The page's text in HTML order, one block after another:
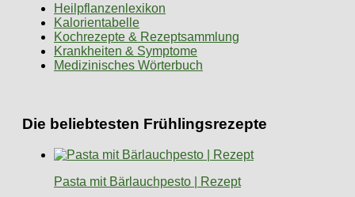
Heilpflanzenlexikon
Kalorientabelle
Kochrezepte & Rezeptsammlung
Krankheiten & Symptome
Medizinisches Wörterbuch
Die beliebtesten Frühlingsrezepte
Pasta mit Bärlauchpesto | Rezept